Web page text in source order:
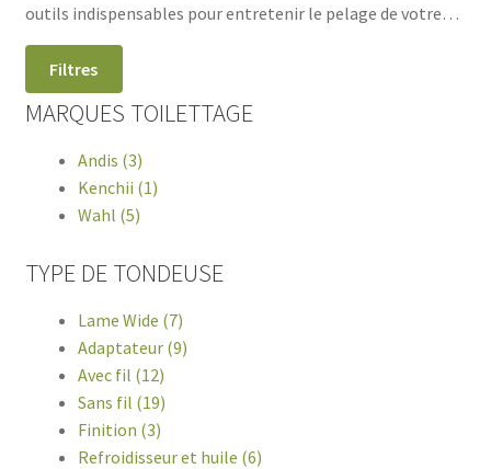
🍁 PRODUITS CANADIEN
VENTES
outils indispensables pour entretenir le pelage de votre
animal à la maison. Grâce à cet accessoire, vous pouvez
facilement ajuster la longueur de coupe pour un résultat
précis et adapté à chaque type de poil. Les tondeuses avec
adaptateur offrent polyvalence et facilité d'utilisation,
idéales pour les propriétaires d'animaux soucieux de leur
apparence. Découvrez notre gamme de tondeuses de
qualité sur animauxenligne.com et offrez à votre
compagnon un toilettage professionnel à la maison.
Filtres
MARQUES TOILETTAGE
Andis (3)
Kenchii (1)
Wahl (5)
TYPE DE TONDEUSE
Lame Wide (7)
Adaptateur (9)
Avec fil (12)
Sans fil (19)
Finition (3)
Refroidisseur et huile (6)